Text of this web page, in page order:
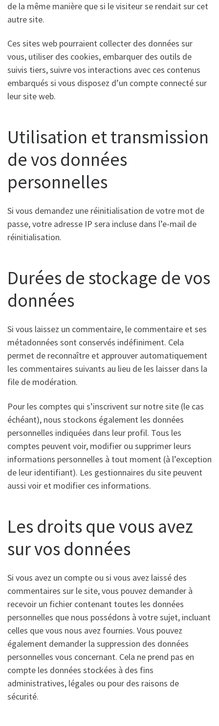
de la même manière que si le visiteur se rendait sur cet
autre site.
Ces sites web pourraient collecter des données sur
vous, utiliser des cookies, embarquer des outils de
suivis tiers, suivre vos interactions avec ces contenus
embarqués si vous disposez d’un compte connecté sur
leur site web.
Utilisation et transmission
de vos données
personnelles
Si vous demandez une réinitialisation de votre mot de
passe, votre adresse IP sera incluse dans l’e-mail de
réinitialisation.
Durées de stockage de vos
données
Si vous laissez un commentaire, le commentaire et ses
métadonnées sont conservés indéfiniment. Cela
permet de reconnaître et approuver automatiquement
les commentaires suivants au lieu de les laisser dans la
file de modération.
Pour les comptes qui s’inscrivent sur notre site (le cas
échéant), nous stockons également les données
personnelles indiquées dans leur profil. Tous les
comptes peuvent voir, modifier ou supprimer leurs
informations personnelles à tout moment (à l’exception
de leur identifiant). Les gestionnaires du site peuvent
aussi voir et modifier ces informations.
Les droits que vous avez
sur vos données
Si vous avez un compte ou si vous avez laissé des
commentaires sur le site, vous pouvez demander à
recevoir un fichier contenant toutes les données
personnelles que nous possédons à votre sujet, incluant
celles que vous nous avez fournies. Vous pouvez
également demander la suppression des données
personnelles vous concernant. Cela ne prend pas en
compte les données stockées à des fins
administratives, légales ou pour des raisons de
sécurité.